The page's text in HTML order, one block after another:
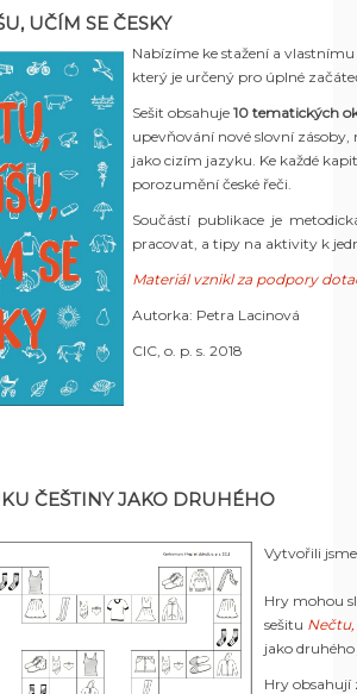
UČÍM SE ČESKY
Nabízíme ke stažení a
který je určený pro úplné
Sešit obsahuje 10 tematických
upevňování nové slovní
jako cizím jazyku. Ke každé
porozumění české řeči.
Součástí publikace je
pracovat, a tipy na aktivity k
Materiál vznikl za podpory
Autorka: Petra Lacinová
CIC, o. p. s. 2018
ČEŠTINY JAKO DRUHÉHO
Vytvořili
Hry mohou
sešitu
jako
Hry obsahují